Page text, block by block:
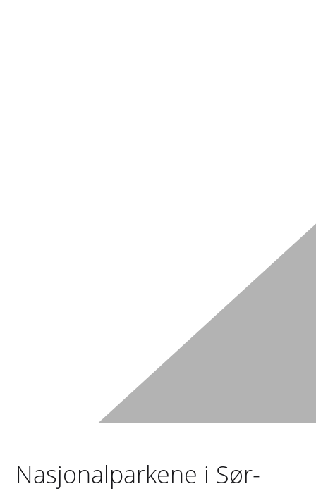
Nasjonalparkene i Sør-